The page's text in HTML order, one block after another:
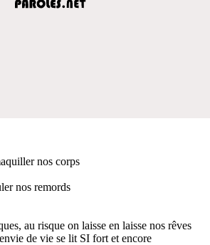
nos corps
nos remords
au risque on laisse en laisse nos rêves
de vie se lit SI fort et encore